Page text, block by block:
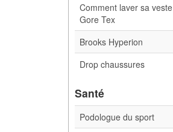
Comment laver sa veste
Gore Tex
Brooks Hyperion
Drop chaussures
Santé
Podologue du sport